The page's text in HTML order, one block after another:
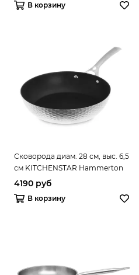
В корзину
Сковорода диам. 28 см, выс. 6,5
см KITCHENSTAR Hammerton
арт.SYB-H123CAK-0128
4190 руб
В корзину